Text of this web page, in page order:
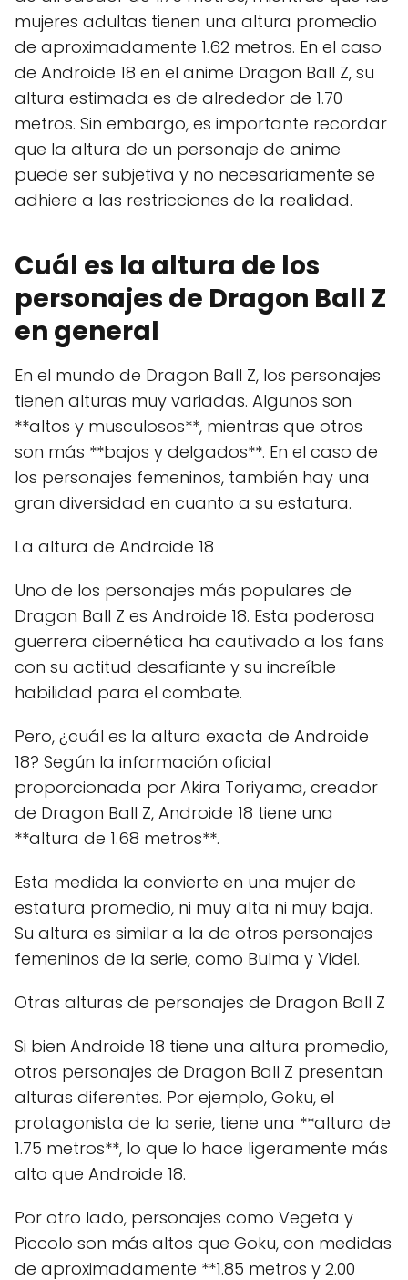
mujeres adultas tienen una altura promedio
de aproximadamente 1.62 metros. En el caso
de Androide 18 en el anime Dragon Ball Z, su
altura estimada es de alrededor de 1.70
metros. Sin embargo, es importante recordar
que la altura de un personaje de anime
puede ser subjetiva y no necesariamente se
adhiere a las restricciones de la realidad.
Cuál es la altura de los
personajes de Dragon Ball Z
en general
En el mundo de Dragon Ball Z, los personajes
tienen alturas muy variadas. Algunos son
**altos y musculosos**, mientras que otros
son más **bajos y delgados**. En el caso de
los personajes femeninos, también hay una
gran diversidad en cuanto a su estatura.
La altura de Androide 18
Uno de los personajes más populares de
Dragon Ball Z es Androide 18. Esta poderosa
guerrera cibernética ha cautivado a los fans
con su actitud desafiante y su increíble
habilidad para el combate.
Pero, ¿cuál es la altura exacta de Androide
18? Según la información oficial
proporcionada por Akira Toriyama, creador
de Dragon Ball Z, Androide 18 tiene una
**altura de 1.68 metros**.
Esta medida la convierte en una mujer de
estatura promedio, ni muy alta ni muy baja.
Su altura es similar a la de otros personajes
femeninos de la serie, como Bulma y Videl.
Otras alturas de personajes de Dragon Ball Z
Si bien Androide 18 tiene una altura promedio,
otros personajes de Dragon Ball Z presentan
alturas diferentes. Por ejemplo, Goku, el
protagonista de la serie, tiene una **altura de
1.75 metros**, lo que lo hace ligeramente más
alto que Androide 18.
Por otro lado, personajes como Vegeta y
Piccolo son más altos que Goku, con medidas
de aproximadamente **1.85 metros y 2.00